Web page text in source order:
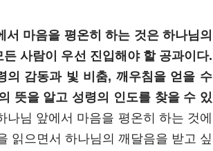
서 마음을 평온히 하는 것은 하나님의
사람이 우선 진입해야 할 공과이다.
의 감동과 빛 비춤, 깨우침을 얻을 수
뜻을 알고 성령의 인도를 찾을 수 있
나님 앞에서 마음을 평온히 하는 것에
읽으면서 하나님의 깨달음을 받고 싶